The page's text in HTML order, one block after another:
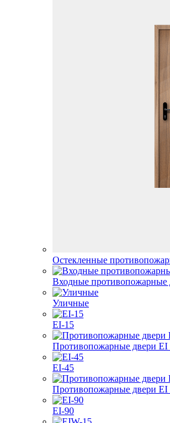
Остекленные
Входные противопожарные
Уличные
EI-15
Противопожарные двери EI
EI-45
Противопожарные двери EI
EI-90